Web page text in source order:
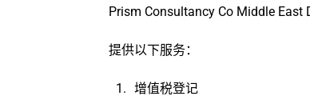
Prism Consultancy Co Middle East
提供以下服务：
增值税登记